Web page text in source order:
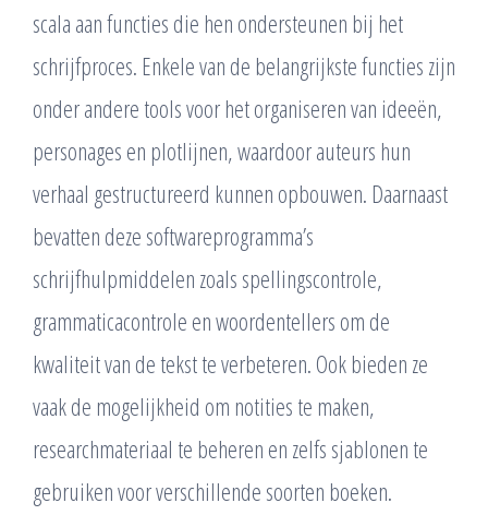
scala aan functies die hen ondersteunen bij het
schrijfproces. Enkele van de belangrijkste functies zijn
onder andere tools voor het organiseren van ideeën,
personages en plotlijnen, waardoor auteurs hun
verhaal gestructureerd kunnen opbouwen. Daarnaast
bevatten deze softwareprogramma’s
schrijfhulpmiddelen zoals spellingscontrole,
grammaticacontrole en woordentellers om de
kwaliteit van de tekst te verbeteren. Ook bieden ze
vaak de mogelijkheid om notities te maken,
researchmateriaal te beheren en zelfs sjablonen te
gebruiken voor verschillende soorten boeken.